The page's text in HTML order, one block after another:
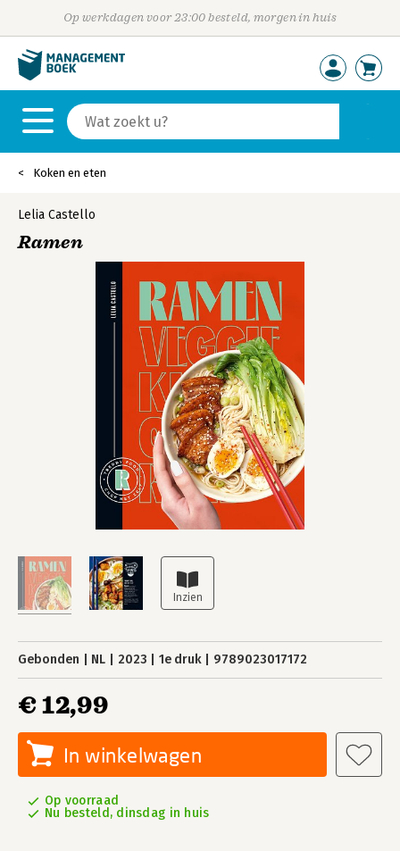
Op werkdagen voor 23:00 besteld, morgen in huis
Koken en eten
Lelia Castello
Ramen
Gebonden NL 2023 1e druk 9789023017172
€ 12,99
In winkelwagen
Op voorraad
Nu besteld, dinsdag in huis